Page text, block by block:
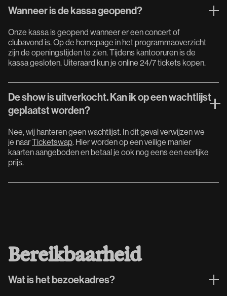
Wanneer is de kassa geopend?
Onze kassa is geopend wanneer er een concert of
clubavond is. Op de homepage in het programmaoverzicht
zijn de openingstijden te zien. Tijdens kantooruren is de
kassa gesloten. Uiteraard kun je online 24/7 tickets kopen.
De show is uitverkocht. Kan ik op een wachtlijst
geplaatst worden?
Nee, wij hanteren geen wachtlijst. In dit geval verwijzen we
je naarTicketswap. Hier worden op een veilige manier
kaarten aangeboden en betaal je ook nog eens een eerlijke
prijs.
Bereikbaarheid
Wat is het bezoekadres?